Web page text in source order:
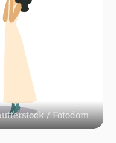
/ Fotodom